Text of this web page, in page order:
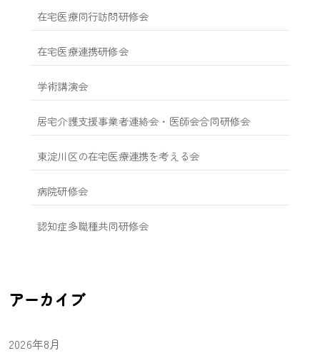
在宅医療同行訪問研修会
在宅医療連携研修会
学術講演会
居宅介護支援事業者連絡会・医師会合同研修会
東淀川区の在宅医療連携を考える会
病院研修会
認知症多職種共同研修会
アーカイブ
2026年8月